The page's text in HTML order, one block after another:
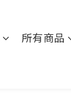
所有商品